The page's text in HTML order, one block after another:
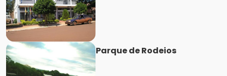
Parque de Rodeios